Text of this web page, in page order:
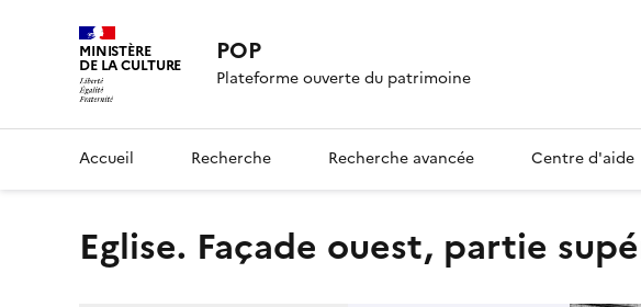
MINISTÈRE
DE LA CULTURE POP
Plateforme ouverte du patrimoine
Accueil Recherche Recherche avancée Centre d'aide
Eglise. Façade ouest, partie